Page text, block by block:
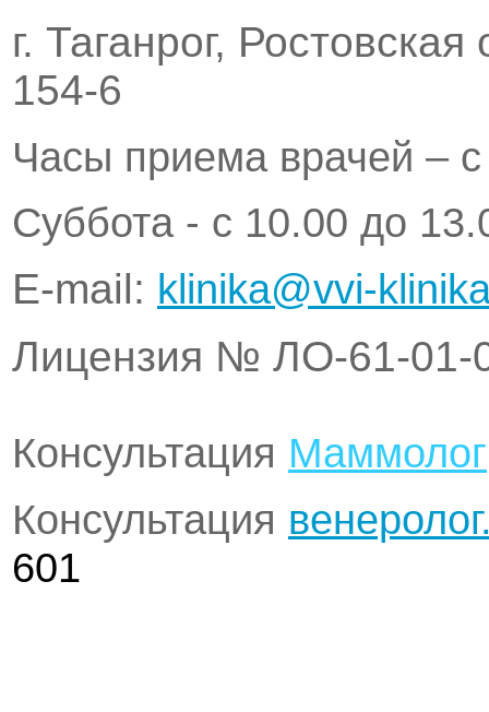
г. Таганрог,
154-6
Часы приема врачей –
Суббота - с 10.00 до
Е-mail: klinika@vvi-
Лицензия № ЛО-61-01-
Консультация Маммолог
Консультация
601